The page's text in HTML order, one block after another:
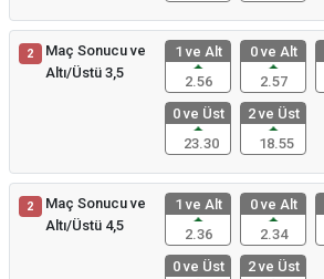
2
Maç Sonucu ve
Altı/Üstü 3,5
1 ve Alt
2.56
0 ve Alt
2.57
0 ve Üst
23.30
2 ve Üst
18.55
2
Maç Sonucu ve
Altı/Üstü 4,5
1 ve Alt
2.36
0 ve Alt
2.34
0 ve Üst
2 ve Üst